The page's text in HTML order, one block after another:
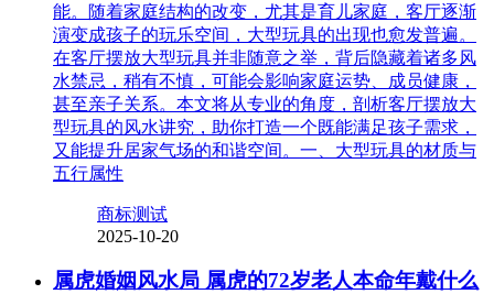
能。随着家庭结构的改变，尤其是育儿家庭，客厅逐渐
演变成孩子的玩乐空间，大型玩具的出现也愈发普遍。
在客厅摆放大型玩具并非随意之举，背后隐藏着诸多风
水禁忌，稍有不慎，可能会影响家庭运势、成员健康，
甚至亲子关系。本文将从专业的角度，剖析客厅摆放大
型玩具的风水讲究，助你打造一个既能满足孩子需求，
又能提升居家气场的和谐空间。一、大型玩具的材质与
五行属性
商标测试
2025-10-20
属虎婚姻风水局 属虎的72岁老人本命年戴什么